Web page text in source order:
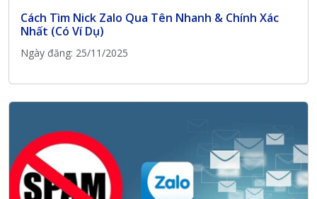
Cách Tìm Nick Zalo Qua Tên Nhanh & Chính Xác
Nhất (Có Ví Dụ)
Ngày đăng: 25/11/2025